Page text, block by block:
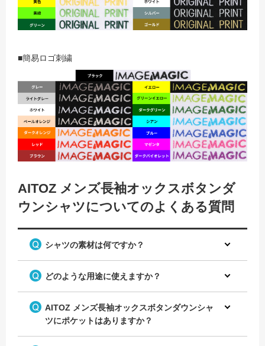
■簡易ロゴ刺繍
AITOZ メンズ長袖オックスボタンダ
ウンシャツについてのよくある質問
シャツの素材は何ですか？
どのような用途に使えますか？
AITOZ メンズ長袖オックスボタンダウンシャ
ツにポケットはありますか？